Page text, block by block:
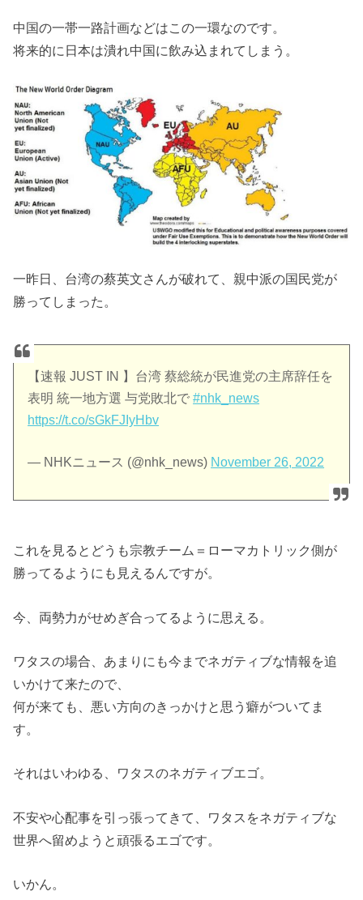
中国の一帯一路計画などはこの一環なのです。
将来的に日本は潰れ中国に飲み込まれてしまう。
一昨日、台湾の蔡英文さんが破れて、 親中派の国民党が
勝ってしまった。
【速報 JUST IN 】台湾 蔡総統が民進党の主席辞任を
表明 統一地方選 与党敗北で#nhk_news
https://t.co/sGkFJIyHbv
— NHKニュース (@nhk_news) November 26, 2022
これを見るとどうも宗教チーム＝ローマカトリック側が
勝ってるようにも見えるんですが。
今、両勢力がせめぎ合ってるように思える。
ワタスの場合、あまりにも今までネガティブな情報を追
いかけて来たので、
何が来ても、悪い方向のきっかけと思う癖がついてま
す。
それはいわゆる、ワタスのネガティブエゴ。
不安や心配事を引っ張ってきて、ワタスをネガティブな
世界へ留めようと頑張るエゴです。
いかん。